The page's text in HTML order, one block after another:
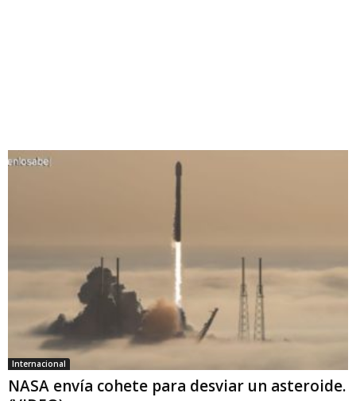
Internacional
NASA envía cohete para desviar un asteroide.